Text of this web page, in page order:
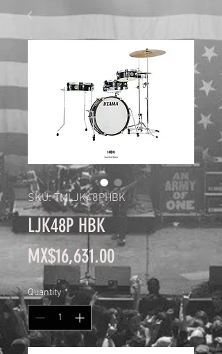
SKU: TMLJK48PHBK
LJK48P HBK
MX$16,631.00Price
Quantity *